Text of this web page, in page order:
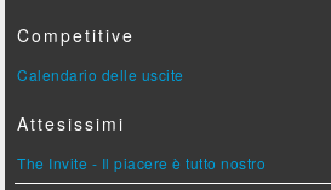
Competitive
Calendario delle uscite
Attesissimi
The Invite - Il piacere è tutto nostro